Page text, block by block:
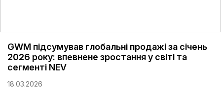
GWM підсумував глобальні продажі за січень
2026 року: впевнене зростання у світі та
сегменті NEV
18.03.2026